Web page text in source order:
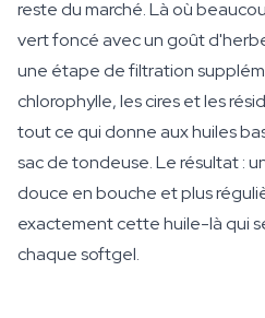
reste du marché. Là où
vert foncé avec un goût
une étape de filtration
chlorophylle, les cires et les
tout ce qui donne aux huiles
sac de tondeuse. Le résultat :
douce en bouche et plus
exactement cette huile-là qui
chaque softgel.